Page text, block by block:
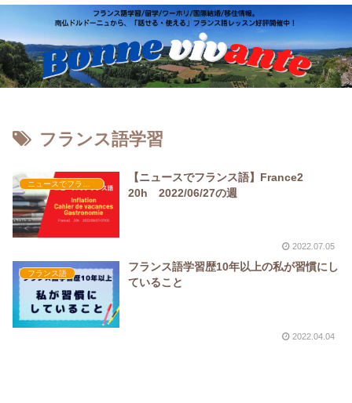
フランス語学習
【ニュースでフランス語】France2
20h 2022/06/27の週
2022.07.05
フランス語
フランス語学習歴10年以上の私が習慣にし
ていること
2022.04.04